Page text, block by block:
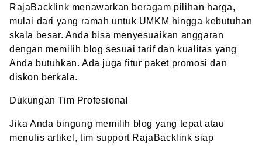
RajaBacklink menawarkan beragam pilihan harga,
mulai dari yang ramah untuk UMKM hingga kebutuhan
skala besar. Anda bisa menyesuaikan anggaran
dengan memilih blog sesuai tarif dan kualitas yang
Anda butuhkan. Ada juga fitur paket promosi dan
diskon berkala.
Dukungan Tim Profesional
Jika Anda bingung memilih blog yang tepat atau
menulis artikel, tim support RajaBacklink siap